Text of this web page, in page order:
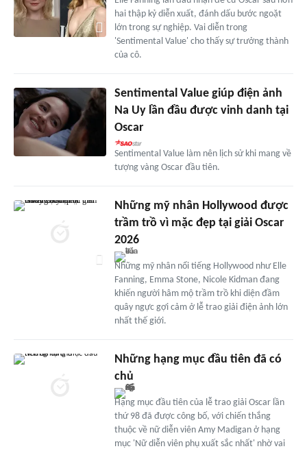
hai thập kỷ diễn xuất, đánh dấu bước ngoặt
lớn trong sự nghiệp. Vai diễn trong
'Sentimental Value' cho thấy sự trưởng thành
của cô.
Sentimental Value giúp điện ảnh
Na Uy lần đầu được vinh danh tại
Oscar
Sentimental Value làm nên lịch sử khi mang về
tượng vàng Oscar đầu tiên.
Những mỹ nhân Hollywood được
trầm trồ vì mặc đẹp tại giải Oscar
2026
Những mỹ nhân nổi tiếng Hollywood như Elle
Fanning, Emma Stone, Nicole Kidman đang
khiến người hâm mộ trầm trồ khi diện đầm
quây ngực gợi cảm ở lễ trao giải điện ảnh lớn
nhất thế giới.
Những hạng mục đầu tiên đã có
chủ
Hạng mục đầu tiên của lễ trao giải Oscar lần
thứ 98 đã được công bố, với chiến thắng
thuộc về nữ diễn viên Amy Madigan ở hạng
mục 'Nữ diễn viên phụ xuất sắc nhất' nhờ vai